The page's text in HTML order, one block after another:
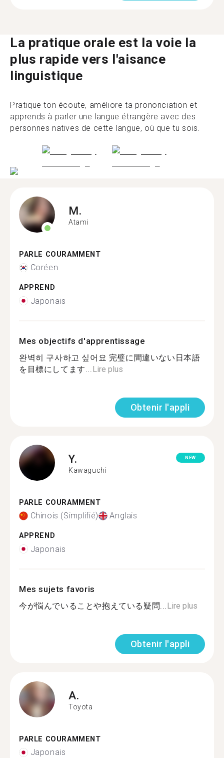
La pratique orale est la voie la
plus rapide vers l'aisance
linguistique
Pratique ton écoute, améliore ta prononciation et
apprends à parler une langue étrangère avec des
personnes natives de cette langue, où que tu sois.
M.
Atami
PARLE COURAMMENT
Coréen
APPREND
Japonais
Mes objectifs d'apprentissage
완벽히 구사하고 싶어요 完璧に間違いない日本語
を目標にしてます... Lire plus
Obtenir l'appli
Y.
Kawaguchi
NEW
PARLE COURAMMENT
Chinois (Simplifié) Anglais
APPREND
Japonais
Mes sujets favoris
今が悩んでいることや抱えている疑問... Lire plus
Obtenir l'appli
A.
Toyota
PARLE COURAMMENT
Japonais